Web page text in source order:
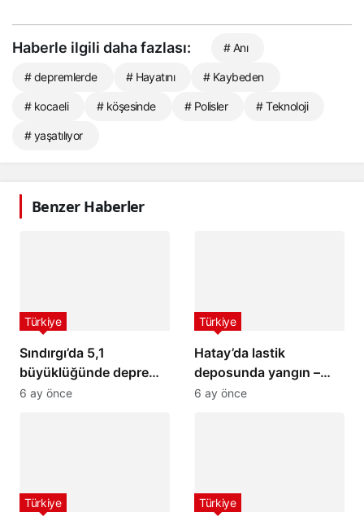
Haberle ilgili daha fazlası: # Anı
# depremlerde # Hayatını # Kaybeden
# kocaeli # köşesinde # Polisler # Teknoloji
# yaşatılıyor
Benzer Haberler
Sındırgı’da 5,1
büyüklüğünde deprem:
İstanbul ve İzmir’de de
Türkiye
6 ay önce
Hatay’da lastik
deposunda yangın –
Son Dakika Haberleri
Türkiye
6 ay önce
Türkiye Türkiye